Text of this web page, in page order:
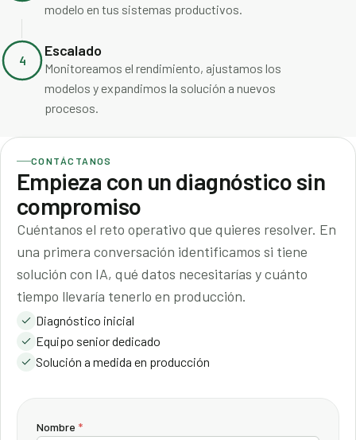
modelo en tus sistemas productivos.
4
Escalado
Monitoreamos el rendimiento, ajustamos los
modelos y expandimos la solución a nuevos
procesos.
CONTÁCTANOS
Empieza con un diagnóstico sin
compromiso
Cuéntanos el reto operativo que quieres resolver. En
una primera conversación identificamos si tiene
solución con IA, qué datos necesitarías y cuánto
tiempo llevaría tenerlo en producción.
Diagnóstico inicial
Equipo senior dedicado
Solución a medida en producción
Nombre *